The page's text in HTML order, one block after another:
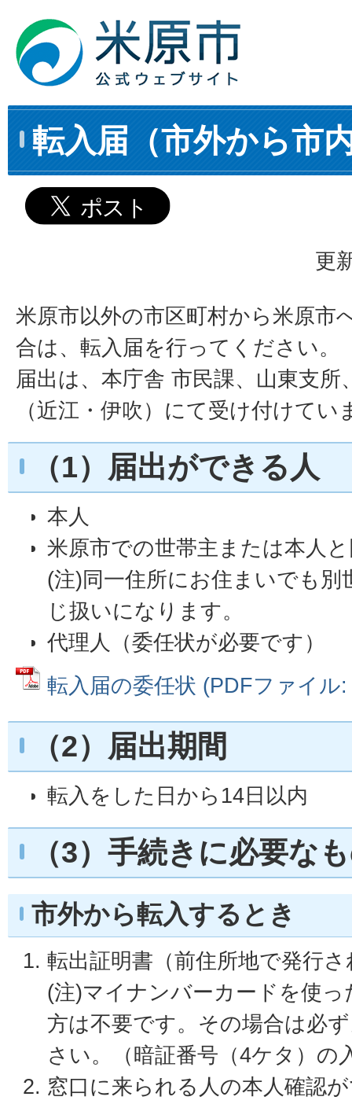
転入届（市外から市
更
米原市以外の市区町村から米原市
合は、転入届を行ってください。
届出は、本庁舎 市民課、山東支所
（近江・伊吹）にて受け付けてい
（1）届出ができる人
本人
米原市での世帯主または本人
(注)同一住所にお住まいでも別
じ扱いになります。
代理人（委任状が必要です）
転入届の委任状 (PDFファイル
（2）届出期間
転入をした日から14日以内
（3）手続きに必要な
市外から転入するとき
転出証明書（前住所地で発行
(注)マイナンバーカードを使
方は不要です。その場合は必
さい。（暗証番号（4ケタ）の
窓口に来られる人の本人確認